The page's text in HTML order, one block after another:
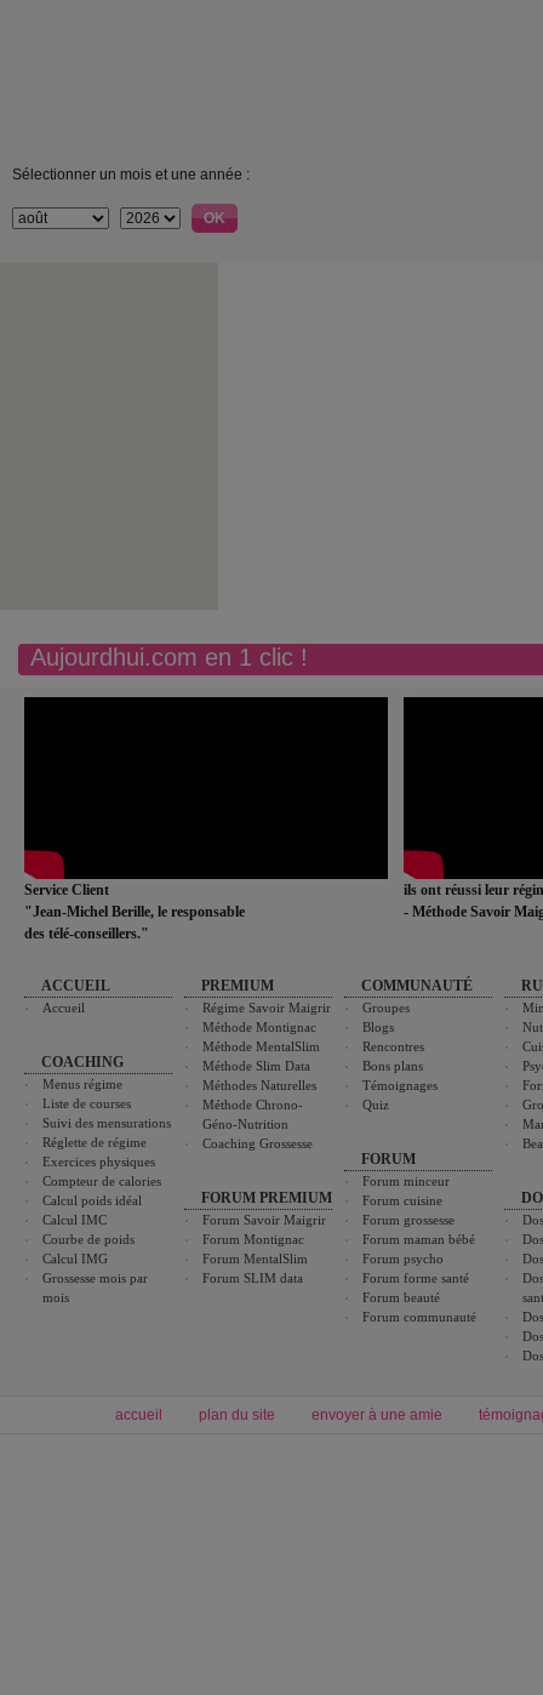
Sélectionner un mois et une année :
Aujourdhui.com en 1 clic !
Service Client
"Jean-Michel Berille, le responsable
des télé-conseillers."
ils ont réussi leur
- Méthode Savoir
ACCUEIL
Accueil
COACHING
Menus régime
Liste de courses
Suivi des mensurations
Réglette de régime
Exercices physiques
Compteur de calories
Calcul poids idéal
Calcul IMC
Courbe de poids
Calcul IMG
Grossesse mois par
mois
PREMIUM
Régime Savoir Maigrir
Méthode Montignac
Méthode MentalSlim
Méthode Slim Data
Méthodes Naturelles
Méthode Chrono-
Géno-Nutrition
Coaching Grossesse
FORUM PREMIUM
Forum Savoir Maigrir
Forum Montignac
Forum MentalSlim
Forum SLIM data
COMMUNAUTÉ
Groupes
Blogs
Rencontres
Bons plans
Témoignages
Quiz
FORUM
Forum minceur
Forum cuisine
Forum grossesse
Forum maman bébé
Forum psycho
Forum forme santé
Forum beauté
Forum communauté
accueil plan du site envoyer à une amie